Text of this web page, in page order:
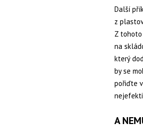
Další
z
Z
na
který
by se
pořiďte
A